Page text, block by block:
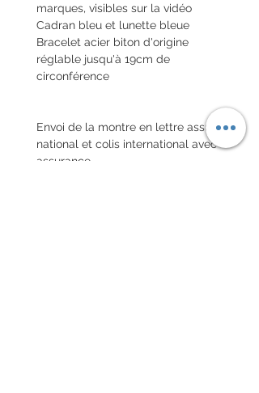
marques, visibles sur la vidéo
Cadran bleu et lunette bleue
Bracelet acier biton d'origine
réglable jusqu'à 19cm de
circonférence
Envoi de la montre en lettre assuré
national et colis international avec
assurance